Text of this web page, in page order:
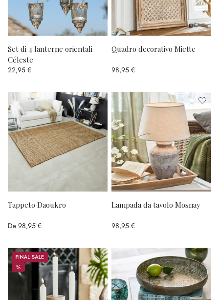
Set di 4 lanterne orientali
Céleste
22,95 €
Quadro decorativo Miette
98,95 €
Tappeto Daoukro
Da 98,95 €
Lampada da tavolo Mosnay
98,95 €
Sale
%
%